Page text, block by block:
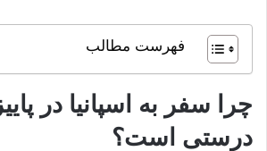
فهرست مطالب
چرا سفر به اسپانیا در
درستی است؟